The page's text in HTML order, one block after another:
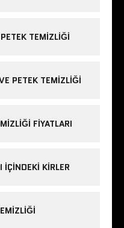
TEMIZLIĞI
PETEK TEMIZLIĞI
FIYATLARI
IÇINDEKI KIRLER